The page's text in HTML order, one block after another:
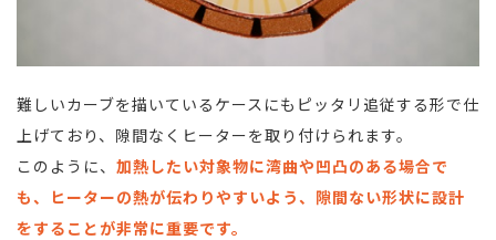
難しいカーブを描いているケースにもピッタリ追従する形で仕
上げており、隙間なくヒーターを取り付けられます。
このように、 加熱したい対象物に湾曲や凹凸のある場合で
も、ヒーターの熱が伝わりやすいよう、隙間ない形状に設計
をすることが非常に重要です。